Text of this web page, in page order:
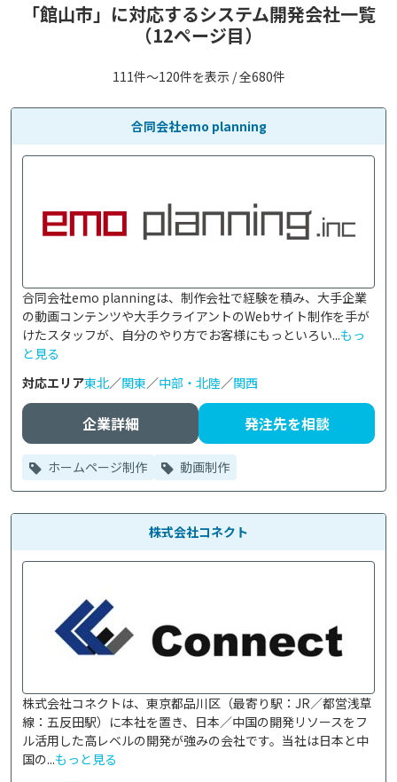
「館山市」に対応するシステム開発会社一覧
（12ページ目）
111件〜120件を表示 / 全680件
合同会社emo planning
合同会社emo planningは、制作会社で経験を積み、大手企業
の動画コンテンツや大手クライアントのWebサイト制作を手が
けたスタッフが、自分のやり方でお客様にもっといろい...もっ
と見る
対応エリア東北／関東／中部・北陸／関西
企業詳細 発注先を相談
ホームページ制作 動画制作
株式会社コネクト
株式会社コネクトは、東京都品川区（最寄り駅：JR／都営浅草
線：五反田駅）に本社を置き、日本／中国の開発リソースをフ
ル活用した高レベルの開発が強みの会社です。当社は日本と中
国の...もっと見る